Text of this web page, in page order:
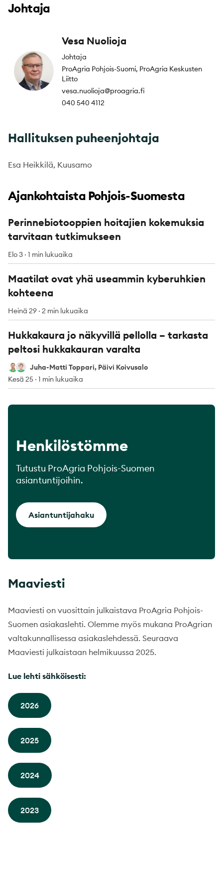
Johtaja
Vesa Nuolioja
Johtaja
ProAgria Pohjois-Suomi, ProAgria Keskusten
Liitto
vesa.nuolioja@proagria.fi
040 540 4112
Hallituksen puheenjohtaja
Esa Heikkilä, Kuusamo
Ajankohtaista Pohjois-Suomesta
Perinnebiotooppien hoitajien kokemuksia
tarvitaan tutkimukseen
Elo 3 · 1 min lukuaika
Maatilat ovat yhä useammin kyberuhkien
kohteena
Heinä 29 · 2 min lukuaika
Hukkakaura jo näkyvillä pellolla – tarkasta
peltosi hukkakauran varalta
Juha-Matti Toppari
Päivi Koivusalo
Juha-Matti Toppari, Päivi Koivusalo
Kesä 25 · 1 min lukuaika
Henkilöstömme
Tutustu ProAgria Pohjois-Suomen
asiantuntijoihin.
Asiantuntijahaku
Maaviesti
Maaviesti on vuosittain julkaistava ProAgria Pohjois-
Suomen asiakaslehti. Olemme myös mukana ProAgrian
valtakunnallisessa asiakaslehdessä. Seuraava
Maaviesti julkaistaan helmikuussa 2025.
Lue lehti sähköisesti:
2026
2025
2024
2023